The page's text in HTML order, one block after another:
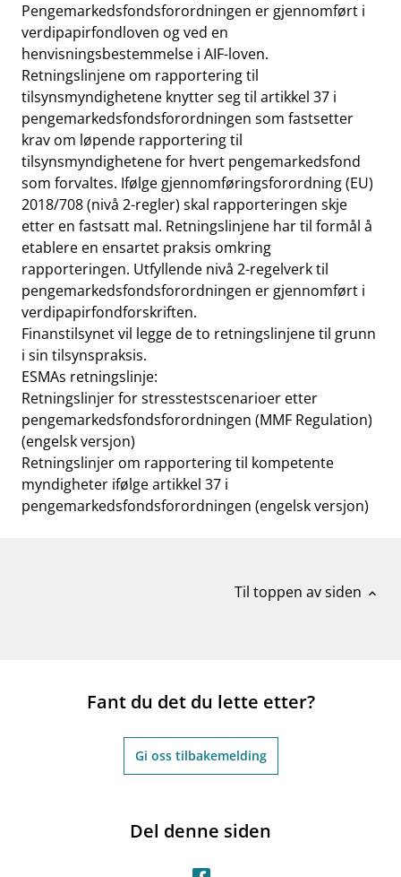
Pengemarkedsfondsforordningen er gjennomført i
verdipapirfondloven og ved en
henvisningsbestemmelse i AIF-loven.
Retningslinjene om rapportering til
tilsynsmyndighetene knytter seg til artikkel 37 i
pengemarkedsfondsforordningen som fastsetter
krav om løpende rapportering til
tilsynsmyndighetene for hvert pengemarkedsfond
som forvaltes. Ifølge gjennomføringsforordning (EU)
2018/708 (nivå 2-regler) skal rapporteringen skje
etter en fastsatt mal. Retningslinjene har til formål å
etablere en ensartet praksis omkring
rapporteringen. Utfyllende nivå 2-regelverk til
pengemarkedsfondsforordningen er gjennomført i
verdipapirfondforskriften.
Finanstilsynet vil legge de to retningslinjene til grunn
i sin tilsynspraksis.
ESMAs retningslinje:
Retningslinjer for stresstestscenarioer etter
pengemarkedsfondsforordningen (MMF Regulation)
(engelsk versjon)
Retningslinjer om rapportering til kompetente
myndigheter ifølge artikkel 37 i
pengemarkedsfondsforordningen (engelsk versjon)
Til toppen av siden expand_less
Fant du det du lette etter?
Gi oss tilbakemelding
Del denne siden